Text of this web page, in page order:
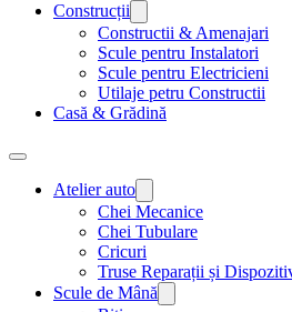
Construcții
Constructii & Amenajari
Scule pentru Instalatori
Scule pentru Electricieni
Utilaje petru Constructii
Casă & Grădină
Atelier auto
Chei Mecanice
Chei Tubulare
Cricuri
Truse Reparații și
Scule de Mână